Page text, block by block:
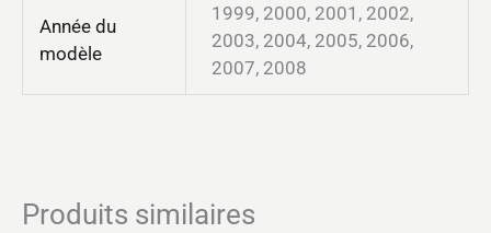
Année du
modèle
1999, 2000, 2001, 2002,
2003, 2004, 2005, 2006,
2007, 2008
Produits similaires